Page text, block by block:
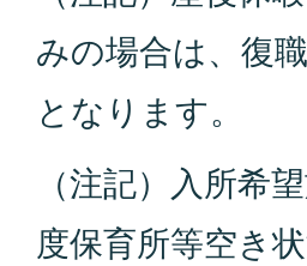
みの場合は、復
となります。
（注記）入所希
度保育所等空き